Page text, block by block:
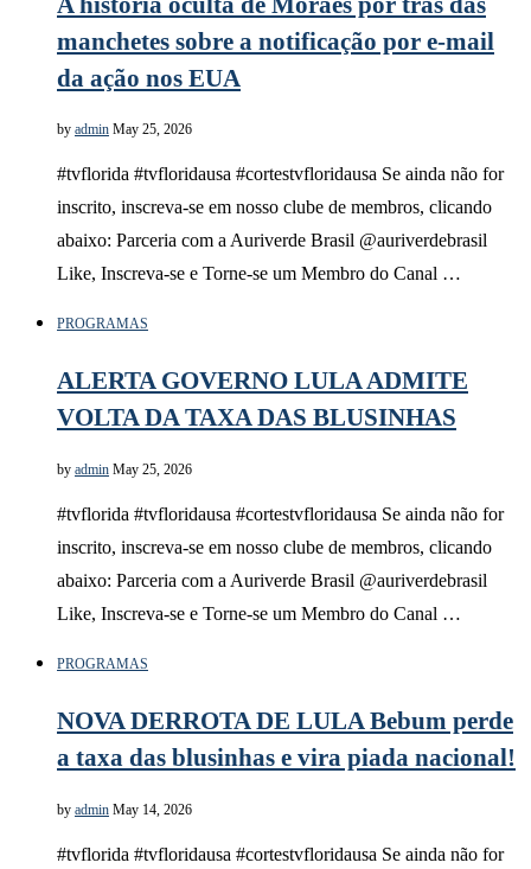
manchetes sobre a notificação por e-mail
da ação nos EUA
by admin May 25, 2026
#tvflorida #tvfloridausa #cortestvfloridausa Se ainda não for
inscrito, inscreva-se em nosso clube de membros, clicando
abaixo: Parceria com a Auriverde Brasil @auriverdebrasil
Like, Inscreva-se e Torne-se um Membro do Canal …
PROGRAMAS
ALERTA GOVERNO LULA ADMITE
VOLTA DA TAXA DAS BLUSINHAS
by admin May 25, 2026
#tvflorida #tvfloridausa #cortestvfloridausa Se ainda não for
inscrito, inscreva-se em nosso clube de membros, clicando
abaixo: Parceria com a Auriverde Brasil @auriverdebrasil
Like, Inscreva-se e Torne-se um Membro do Canal …
PROGRAMAS
NOVA DERROTA DE LULA Bebum perde
a taxa das blusinhas e vira piada nacional!
by admin May 14, 2026
#tvflorida #tvfloridausa #cortestvfloridausa Se ainda não for